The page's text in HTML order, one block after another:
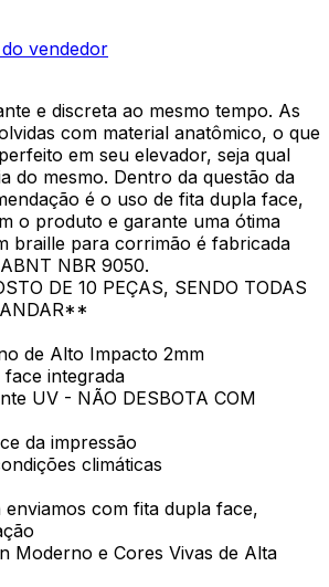
vendedor
e discreta ao mesmo tempo. As
com material anatômico, o que
em seu elevador, seja qual
do mesmo. Dentro da questão da
é o uso de fita dupla face,
o produto e garante uma ótima
braille para corrimão é fabricada
NBR 9050.
DE 10 PEÇAS, SENDO TODAS
de Alto Impacto 2mm
face integrada
UV - NÃO DESBOTA COM
da impressão
climáticas
com fita dupla face,
Moderno e Cores Vivas de Alta